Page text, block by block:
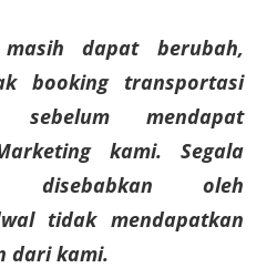
dapat berubah,
booking transportasi
mendapat
kami. Segala
disebabkan oleh
tidak mendapatkan
dari kami.